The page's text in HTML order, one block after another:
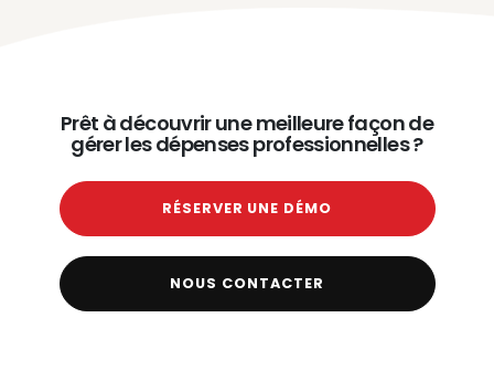
Prêt à découvrir une meilleure façon de
gérer les dépenses professionnelles ?
RÉSERVER UNE DÉMO
NOUS CONTACTER